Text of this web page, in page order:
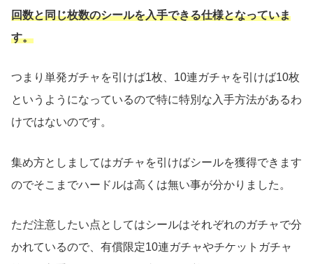
回数と同じ枚数のシールを入手できる仕様となっていま
す。
つまり単発ガチャを引けば1枚、10連ガチャを引けば10枚
というようになっているので特に特別な入手方法があるわ
けではないのです。
集め方としましてはガチャを引けばシールを獲得できます
のでそこまでハードルは高くは無い事が分かりました。
ただ注意したい点としてはシールはそれぞれのガチャで分
かれているので、有償限定10連ガチャやチケットガチャ